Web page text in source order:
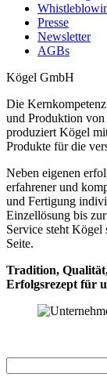
Presse
Newsletter
AGBs
Kögel GmbH
Die
und Produktion
produziert Kögel
Produkte für die
Neben eigenen
erfahrener und
und Fertigung
Einzellösung bis
Service steht Kögel
Seite.
Tradition,
Erfolgsrezept für